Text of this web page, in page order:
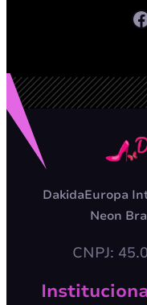
Facebook
DakidaEuropa
Neon
CNPJ: